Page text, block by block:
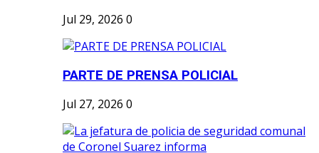
Jul 29, 2026 0
PARTE DE PRENSA POLICIAL
Jul 27, 2026 0